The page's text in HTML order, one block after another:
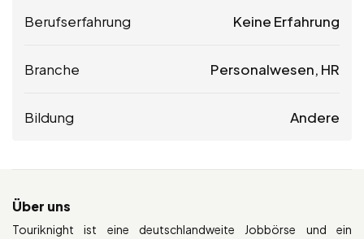
Berufserfahrung Keine Erfahrung
Branche Personalwesen, HR
Bildung Andere
Über uns
Touriknight ist eine deutschlandweite Jobbörse und ein